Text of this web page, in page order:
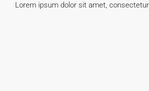
Lorem ipsum dolor sit amet,